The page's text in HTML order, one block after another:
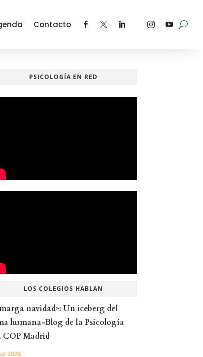
Contacto
PSICOLOGÍA EN RED
LOS COLEGIOS HABLAN
navidad»: Un iceberg del
humana-Blog de la Psicología
COP Madrid
2026